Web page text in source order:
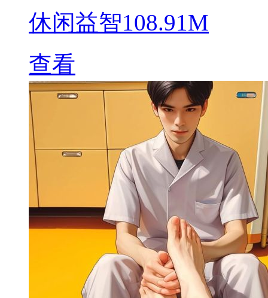
休闲益智108.91M
查看